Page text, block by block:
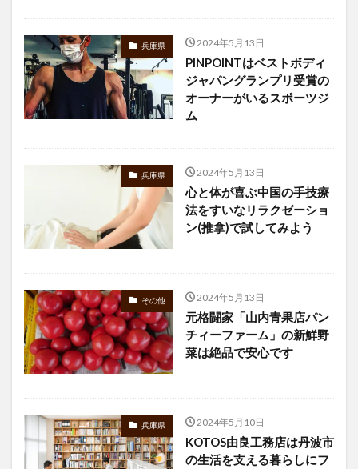
兵庫県 2024年5月13日
PINPOINTはベストボディ
ジャパングランプリ受賞の
オーナーがいるスポーツジ
ム
兵庫県 2024年5月13日
心と体が喜ぶ中国の手技療
法をすいなリラクゼーショ
ン(推拿)で試してみよう
その他 2024年5月13日
元格闘家「山内青果店パン
チィーファーム」の新鮮野
菜は絶品で安心です
兵庫県 2024年5月10日
KOTOS由良工務店は丹波市
の生活を支える暮らしにフ